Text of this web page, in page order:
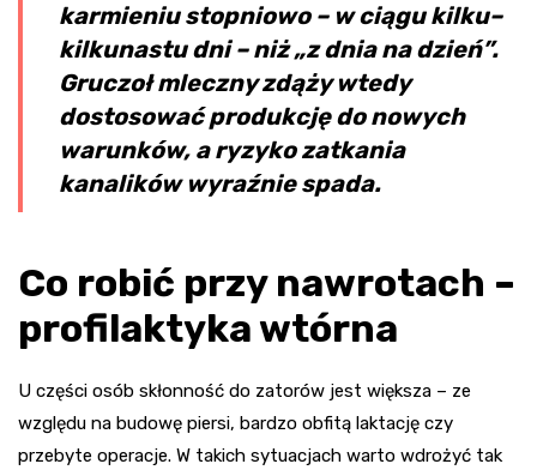
karmieniu stopniowo – w ciągu kilku–
kilkunastu dni – niż „z dnia na dzień”.
Gruczoł mleczny zdąży wtedy
dostosować produkcję do nowych
warunków, a ryzyko zatkania
kanalików wyraźnie spada.
Co robić przy nawrotach –
profilaktyka wtórna
U części osób skłonność do zatorów jest większa – ze
względu na budowę piersi, bardzo obfitą laktację czy
przebyte operacje. W takich sytuacjach warto wdrożyć tak